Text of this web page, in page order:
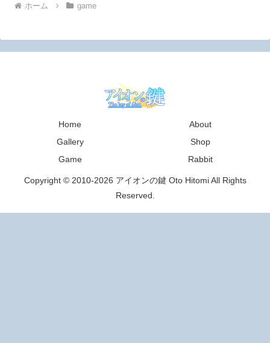
ホーム game
Home
About
Gallery
Shop
Game
Rabbit
Copyright © 2010-2026 アイオンの鍵 Oto Hitomi All Rights
Reserved.